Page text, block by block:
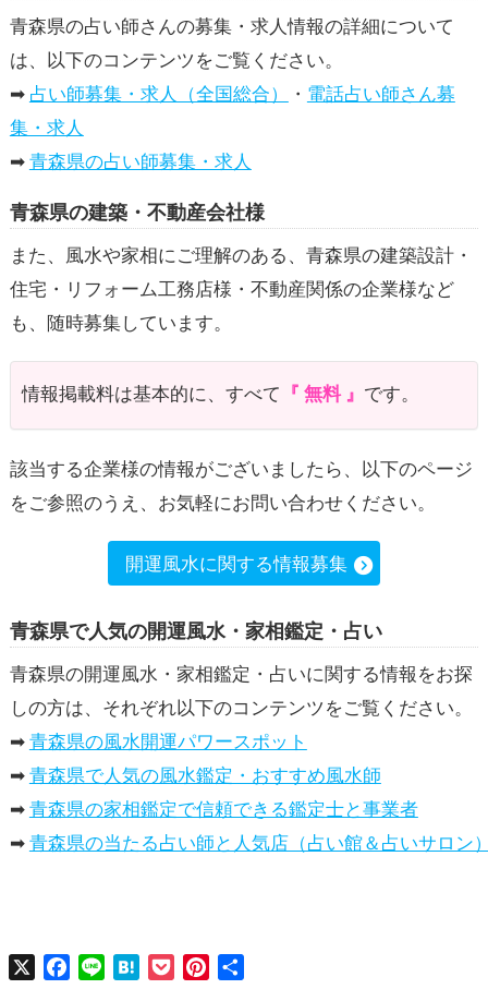
青森県の占い師さんの募集・求人情報の詳細について
は、以下のコンテンツをご覧ください。
➡ 占い師募集・求人（全国総合） ・ 電話占い師さん募
集・求人
➡青森県の占い師募集・求人
青森県の建築・不動産会社様
また、風水や家相にご理解のある、青森県の建築設計・
住宅・リフォーム工務店様・不動産関係の企業様など
も、随時募集しています。
情報掲載料は基本的に、すべて 無料 です。
該当する企業様の情報がございましたら、以下のページ
をご参照のうえ、お気軽にお問い合わせください。
開運風水に関する情報募集
青森県で人気の開運風水・家相鑑定・占い
青森県の開運風水・家相鑑定・占いに関する情報をお探
しの方は、それぞれ以下のコンテンツをご覧ください。
➡青森県の風水開運パワースポット
➡青森県で人気の風水鑑定・おすすめ風水師
➡青森県の家相鑑定で信頼できる鑑定士と事業者
➡青森県の当たる占い師と人気店（占い館＆占いサロン
X Facebook
Line HatenaPocketPinterest